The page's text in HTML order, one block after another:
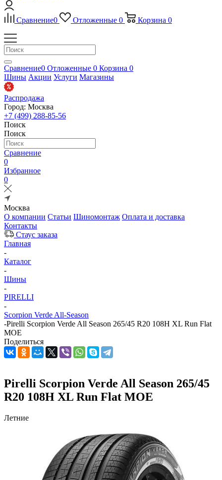
Сравнение0 Отложенные 0 Корзина 0
Сравнение0 Отложенные 0 Корзина 0
Шины Акции Услуги Магазины
Распродажа
Город: Москва
+7 (499) 288-85-56
Поиск
Поиск
Сравнение
0
Избранное
0
Москва
О компании Статьи Шиномонтаж Оплата и доставка
Контакты
Стаус заказа
Главная
-
Каталог
-
Шины
-
PIRELLI
-
Scorpion Verde All-Season
-Pirelli Scorpion Verde All Season 265/45 R20 108H XL Run Flat
MOE
Поделиться
Pirelli Scorpion Verde All Season 265/45
R20 108H XL Run Flat MOE
Летние